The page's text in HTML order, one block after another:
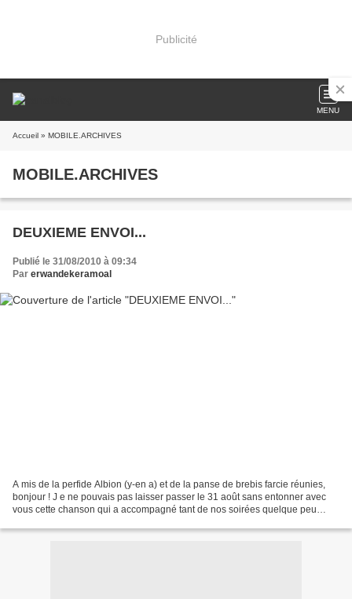
Publicité
MENU
Accueil » MOBILE.ARCHIVES
MOBILE.ARCHIVES
DEUXIEME ENVOI...
Publié le 31/08/2010 à 09:34
Par erwandekeramoal
A mis de la perfide Albion (y-en a) et de la panse de brebis farcie réunies,
bonjour ! J e ne pouvais pas laisser passer le 31 août sans entonner avec
vous cette chanson qui a accompagné tant de nos soirées quelque peu